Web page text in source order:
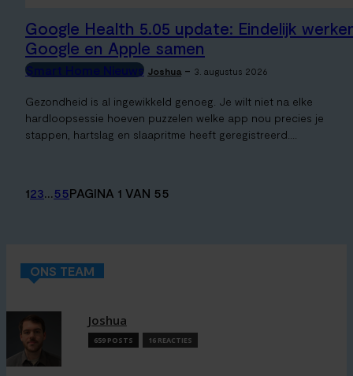
Google Health 5.05 update: Eindelijk
Google en Apple samen
Smart Home Nieuws Joshua - 3. augustus 2026
Gezondheid is al ingewikkeld genoeg. Je wilt niet na elke
hardloopsessie hoeven puzzelen welke app nou precies je
stappen, hartslag en slaapritme heeft geregistreerd....
123 55PAGINA 1 VAN 55
ONS TEAM
Joshua
659 POSTS 16 REACTIES